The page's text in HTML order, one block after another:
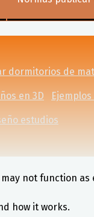
dormitorios de
en 3D
estudios
not function as
how it works.